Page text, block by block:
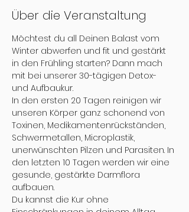
Über die Veranstaltung
Möchtest du all Deinen Balast vom
Winter abwerfen und fit und gestärkt
in den Frühling starten? Dann mach
mit bei unserer 30-tägigen Detox-
und Aufbaukur.
In den ersten 20 Tagen reinigen wir
unseren Körper ganz schonend von
Toxinen, Medikamentenrückständen,
Schwermetallen, Microplastik,
unerwünschten Pilzen und Parasiten. In
den letzten 10 Tagen werden wir eine
gesunde, gestärkte Darmflora
aufbauen.
Du kannst die Kur ohne